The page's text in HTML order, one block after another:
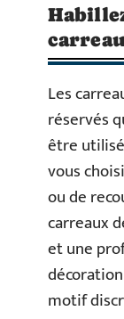
Les
réservés
être
vous
ou de
carreaux
et une
motif